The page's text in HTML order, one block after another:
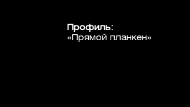
Профиль:
«Прямой планкен»